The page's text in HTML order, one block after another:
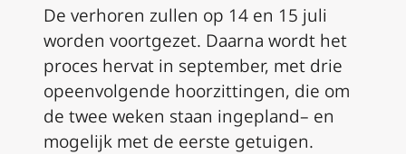
De verhoren zullen op 14 en 15 juli
worden voortgezet. Daarna wordt het
proces hervat in september, met drie
opeenvolgende hoorzittingen, die om
de twee weken staan ingepland– en
mogelijk met de eerste getuigen.